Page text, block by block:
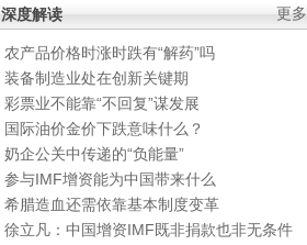
更多
深度解读
农产品价格时涨时跌有“解药”吗
装备制造业处在创新关键期
彩票业不能靠“不回复”谋发展
国际油价金价下跌意味什么？
奶企公关中传递的“负能量”
参与IMF增资能为中国带来什么
希腊造血还需依靠基本制度变革
徐立凡：中国增资IMF既非捐款也非无条件